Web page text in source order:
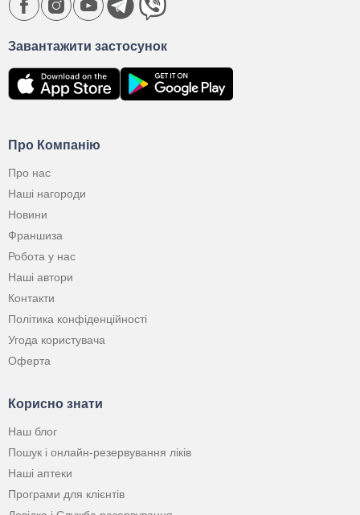
Про Компанію
Про нас
Наші нагороди
Новини
Франшиза
Робота у нас
Наші автори
Контакти
Політика конфіденційності
Угода користувача
Оферта
Корисно знати
Наш блог
Пошук і онлайн-резервування ліків
Наші аптеки
Програми для клієнтів
Завантажити застосунок